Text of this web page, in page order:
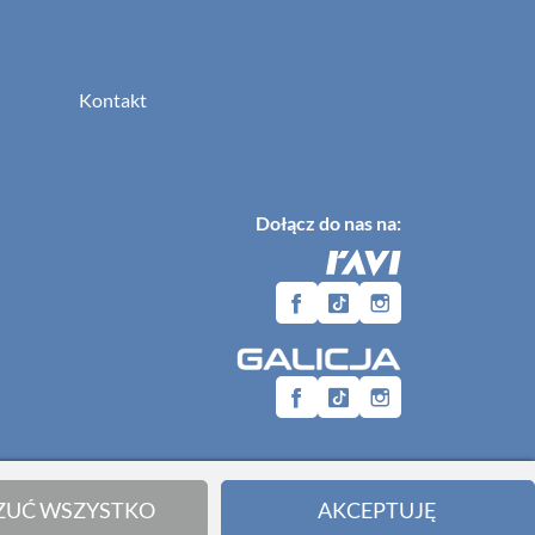
Kontakt
WSZYSTKO AKCEPTUJĘ
Dołącz do nas na: